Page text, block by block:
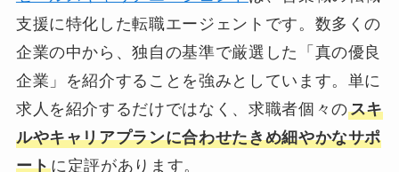
支援に特化した転職エージェントです。数多くの
企業の中から、独自の基準で厳選した「真の優良
企業」を紹介することを強みとしています。単に
求人を紹介するだけではなく、求職者個々のスキ
ルやキャリアプランに合わせたきめ細やかなサポ
ートに定評があります。